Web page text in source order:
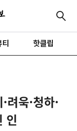
핫클립
려욱·청하·
인